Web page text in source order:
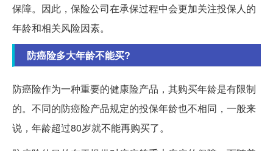
保障。因此，保险公司在承保过程中会更加关注投保人的
年龄和相关风险因素。
防癌险多大年龄不能买?
防癌险作为一种重要的健康险产品，其购买年龄是有限制
的。不同的防癌险产品规定的投保年龄也不相同，一般来
说，年龄超过80岁就不能再购买了。